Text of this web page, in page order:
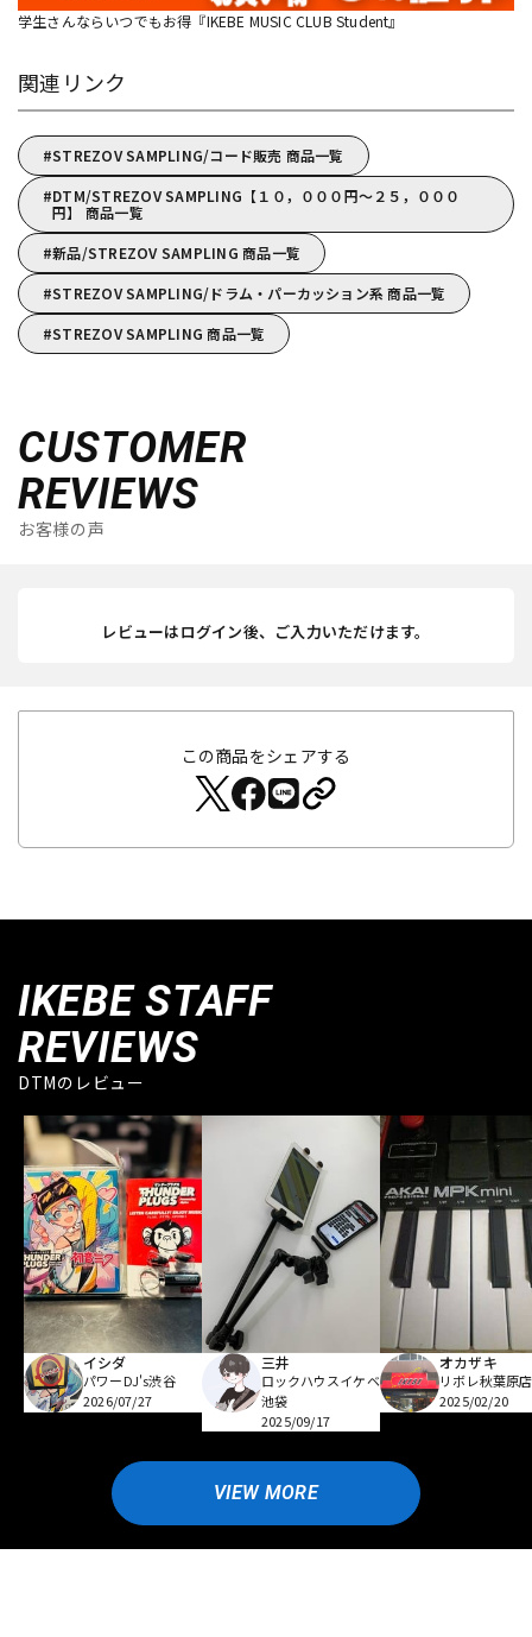
学生さんならいつでもお得『IKEBE MUSIC CLUB Student』
関連リンク
STREZOV SAMPLING/コード販売 商品一覧
DTM/STREZOV SAMPLING【１０，０００円～２５，０００
円】 商品一覧
新品/STREZOV SAMPLING 商品一覧
STREZOV SAMPLING/ドラム・パーカッション系 商品一覧
STREZOV SAMPLING 商品一覧
CUSTOMER
REVIEWS
お客様の声
レビューはログイン後、ご入力いただけます。
この商品をシェアする
IKEBE STAFF
REVIEWS
DTMのレビュー
イシダ
パワーDJ's渋谷
2026/07/27
三井
ロックハウスイケベ
池袋
2025/09/17
オカザキ
リボレ秋葉原店
2025/02/20
VIEW MORE